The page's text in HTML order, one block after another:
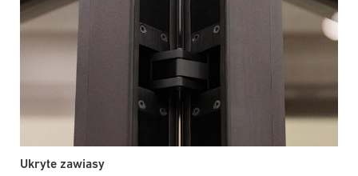
Ukryte zawiasy